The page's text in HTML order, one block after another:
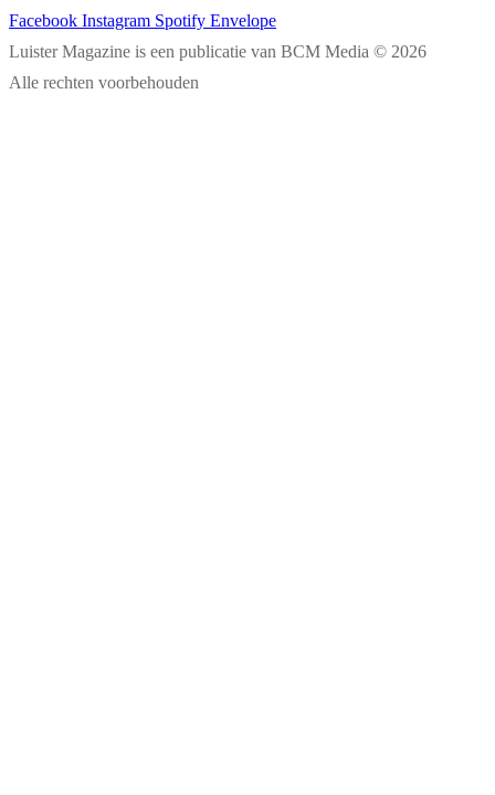
Facebook Instagram Spotify Envelope
Luister Magazine is een publicatie van BCM Media © 2026
Alle rechten voorbehouden